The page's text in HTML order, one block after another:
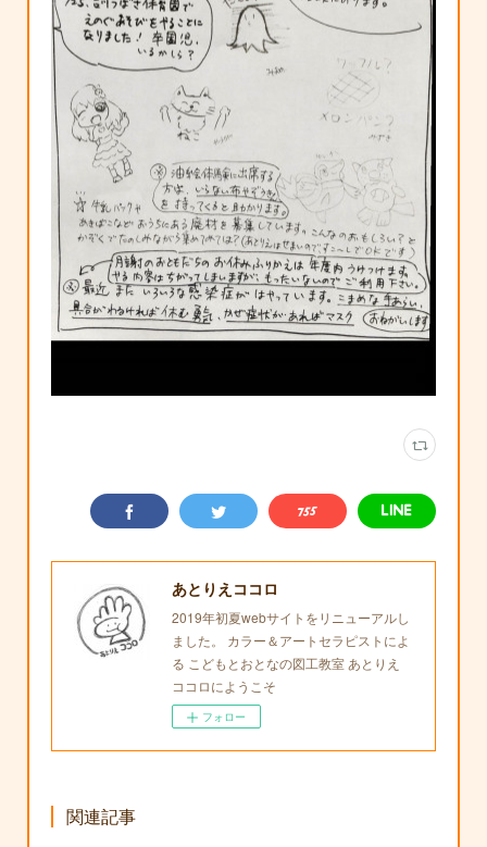
あとりえココロ
2019年初夏webサイトをリニューアルし
ました。 カラー＆アートセラピストによ
る こどもとおとなの図工教室 あとりえ
ココロにようこそ
フォロー
関連記事